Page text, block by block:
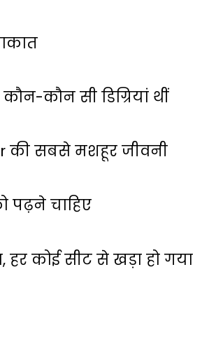
कौन सी डिग्रियां थीं
की सबसे मशहूर जीवनी
पढ़ने चाहिए
कोई सीट से खड़ा हो गया